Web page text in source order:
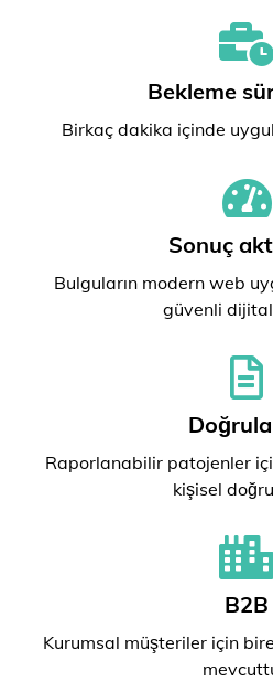
Bekleme
Birkaç dakika içinde
Sonuç
Bulguların modern web
güvenli
Raporlanabilir patojenler
kişisel
B2B
Kurumsal müşteriler için